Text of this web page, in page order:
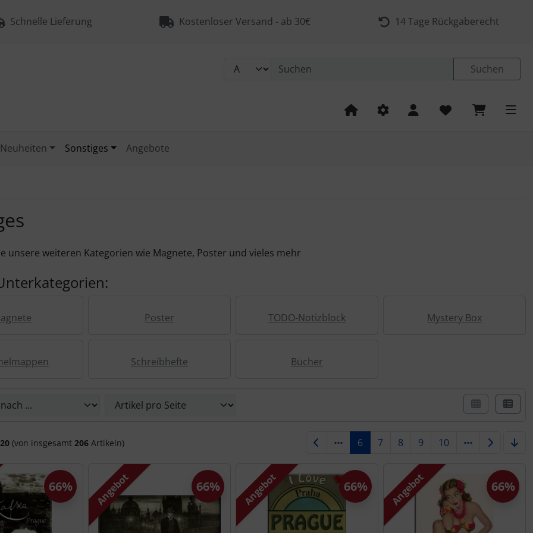
Schnelle Lieferung Kostenloser Versand - ab 30€ 14 Tage Rückgaberecht
Suchen
Neuheiten Sonstiges Angebote
unsere weiteren Kategorien wie Magnete, Poster und vieles mehr
Poster TODO-Notizblock Mystery Box
Schreibhefte Bücher
(von insgesamt 206 Artikeln) 6 7 8 9 10
66% Angebot 66% Angebot 66% Angebot 66%